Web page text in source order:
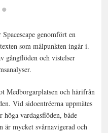
genomfört en
som målpunkten ingår i.
gångflöden och vistelser
Medborgarplatsen och härifrån
Vid sidoentréerna uppmätes
höga vardagsflöden, både
är mycket svårnavigerad och